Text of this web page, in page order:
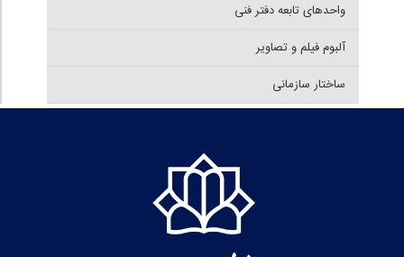
واحدهای تابعه دفتر فنی
آلبوم فیلم و تصاویر
ساختار سازمانی